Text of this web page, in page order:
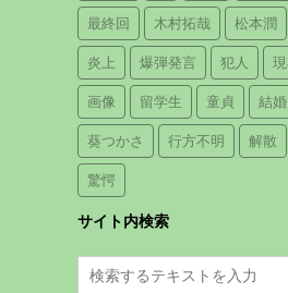
最終回 木村拓哉 松本潤
炎上 爆弾発言 犯人
画像 留学生 童貞 結婚
葵つかさ 行方不明 解散
驚愕
サイト内検索